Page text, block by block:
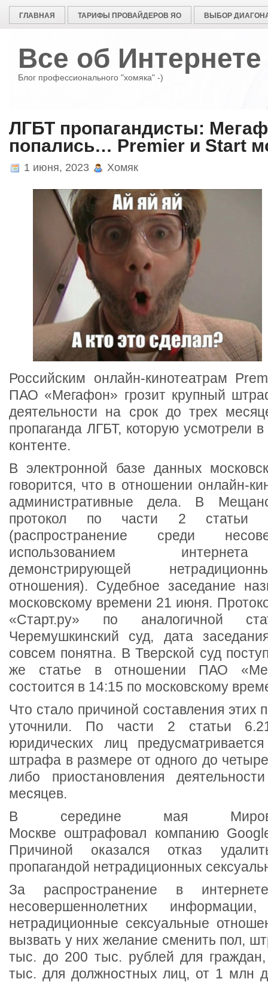
ГЛАВНАЯ ТАРИФЫ ПРОВАЙДЕРОВ ЯО ВЫБОР
Все об Интернете
Блог профессионального "хомяка" -)
ЛГБТ пропагандисты:
попались… Premier и Start
1 июня, 2023 Хомяк
Российским онлайн-кинотеатрам
ПАО «Мегафон» грозит крупный
деятельности на срок до трех
пропаганда ЛГБТ, которую усмотрели
контенте.
В электронной базе данных
говорится, что в отношении онлайн-
административные дела. В
протокол по части 2
(распространение среди
использованием
демонстрирующей
отношения). Судебное заседание
московскому времени 21 июня.
«Старт.ру» по аналогичной
Черемушкинский суд, дата
совсем понятна. В Тверской суд
же статье в отношении ПАО
состоится в 14:15 по московскому
Что стало причиной составления этих
уточнили. По части 2 статьи
юридических лиц
штрафа в размере от одного до
либо приостановления
месяцев.
В середине мая
Москве оштрафовал компанию
Причиной оказался отказ
пропагандой нетрадиционных
За распространение в
несовершеннолетних
нетрадиционные сексуальные
вызвать у них желание сменить пол,
тыс. до 200 тыс. рублей для
тыс. для должностных лиц, от 1 млн